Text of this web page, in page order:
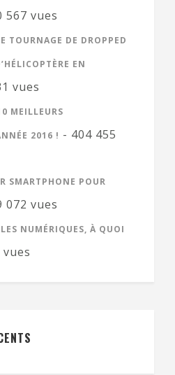
567 vues
TOURNAGE DE DROPPED
EN
vues
MEILLEURS
2016 ! - 404 455
SMARTPHONE POUR
072 vues
NUMÉRIQUES, À QUOI